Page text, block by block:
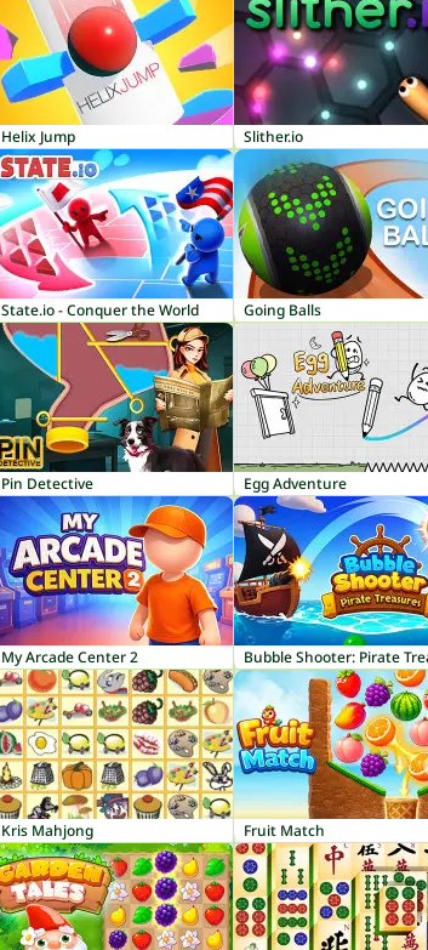
Helix Jump Slither.io
State.io - Conquer the World Going Balls
Pin Detective Egg Adventure
My Arcade Center 2
Kris Mahjong Fruit Match